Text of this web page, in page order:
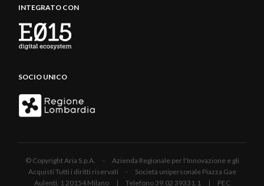
INTEGRATO CON
SOCIO UNICO
© Copyright Aria S.p.A. - Azienda Regionale per l'Innovazione e gli
Acquisti Tutti i diritti riservati - Società unipersonale Piazza Gae
Aulenti, 1 20154 Milano | Telefono 39.02 39331.1 | PEC